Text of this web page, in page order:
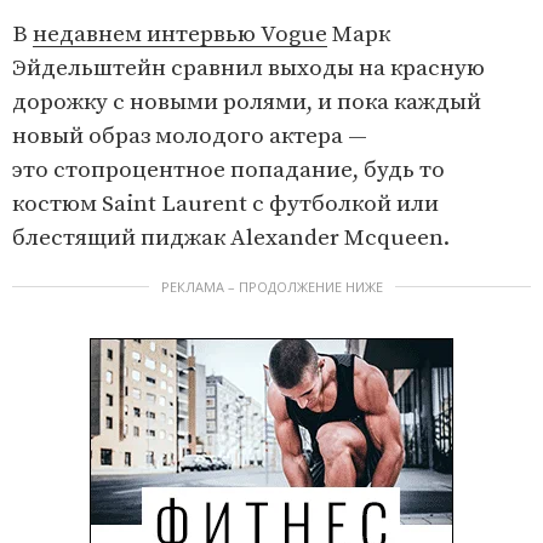
f
3
t
e
m
1
o
f
3
В недавнем интервью Vogue Марк
Эйдельштейн сравнил выходы на красную
дорожку с новыми ролями, и пока каждый
новый образ молодого актера —
это стопроцентное попадание, будь то
костюм Saint Laurent с футболкой или
блестящий пиджак Alexander Mcqueen.
РЕКЛАМА – ПРОДОЛЖЕНИЕ НИЖЕ